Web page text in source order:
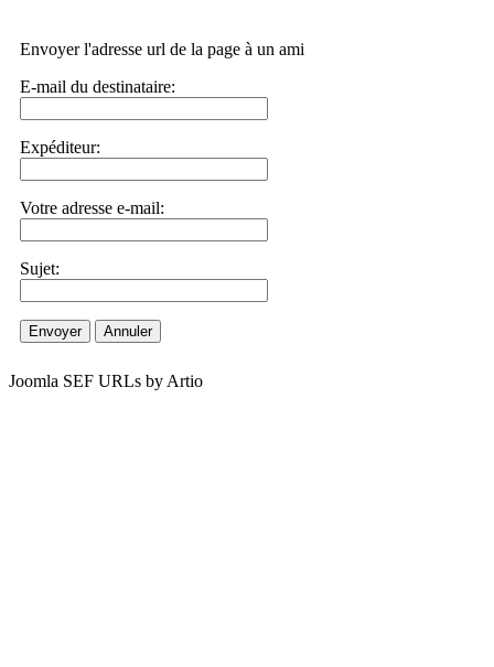
Envoyer l'adresse url de la page à un ami
E-mail du destinataire:
Expéditeur:
Votre adresse e-mail:
Sujet:
Envoyer Annuler
Joomla SEF URLs by Artio